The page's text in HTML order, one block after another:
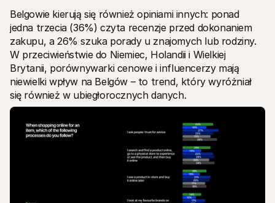
Belgowie kierują się również opiniami innych: ponad
jedna trzecia (36%) czyta recenzje przed dokonaniem
zakupu, a 26% szuka porady u znajomych lub rodziny.
W przeciwieństwie do Niemiec, Holandii i Wielkiej
Brytanii, porównywarki cenowe i influencerzy mają
niewielki wpływ na Belgów – to trend, który wyróżniał
się również w ubiegłorocznych danych.